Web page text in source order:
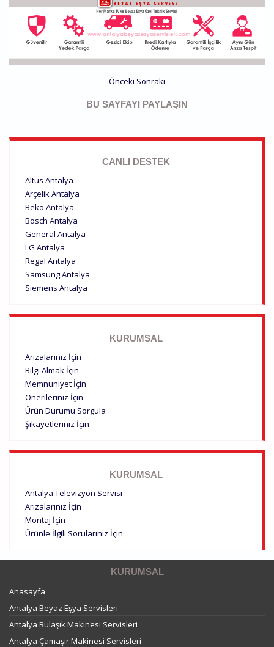
Önceki Sonraki
BU SAYFAYI PAYLAŞIN
CANLI DESTEK
Altus Antalya
Arçelik Antalya
Beko Antalya
Bosch Antalya
General Antalya
LG Antalya
Regal Antalya
Samsung Antalya
Siemens Antalya
KURUMSAL
Arızalarınız İçin
Bilgi Almak İçin
Memnuniyet İçin
Önerileriniz İçin
Ürün Durumu Sorgula
Şikayetleriniz İçin
KURUMSAL
Antalya Televizyon Servisi
Arızalarınız İçin
Montaj İçin
Ürünle İlgili Sorularınız İçin
KURUMSAL
Anasayfa
Antalya Beyaz Eşya Servisleri
Antalya Bulaşık Makinesi Servisleri
Antalya Çamaşır Makinesi Servisleri